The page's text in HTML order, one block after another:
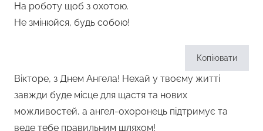
На роботу щоб з охотою.
Не змінюйся, будь собою!
Копіювати
Вікторе, з Днем Ангела! Нехай у твоєму житті
завжди буде місце для щастя та нових
можливостей, а ангел-охоронець підтримує та
веде тебе правильним шляхом!